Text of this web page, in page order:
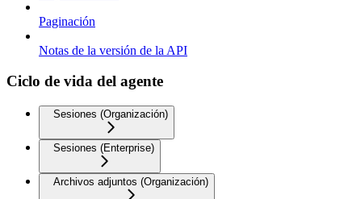
Paginación
Notas de la versión de la API
Ciclo de vida del agente
Sesiones (Organización)
Sesiones (Enterprise)
Archivos adjuntos (Organización)